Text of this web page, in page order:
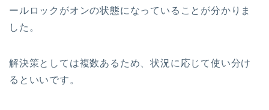
ールロックがオンの状態になっていることが分かりま
した。
解決策としては複数あるため、状況に応じて使い分け
るといいです。